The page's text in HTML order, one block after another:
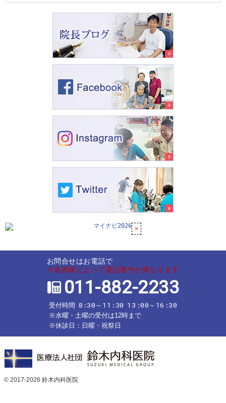
お問合せはお電話で
※各部署によって電話番号が異なります
011-882-2233
受付時間 8:30～11:30 13:00～16:30
※水曜・土曜の受付は12時まで
※休診日：日曜・祝祭日
© 2017-2026 鈴木内科医院